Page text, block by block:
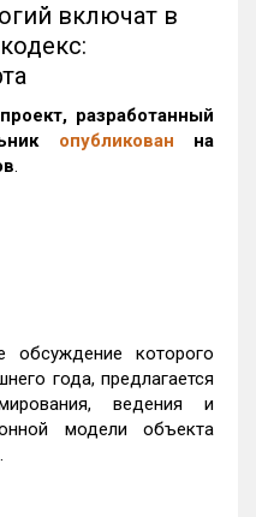
включат в
разработанный
опубликован на
.
обсуждение которого
года, предлагается
ведения и
модели объекта